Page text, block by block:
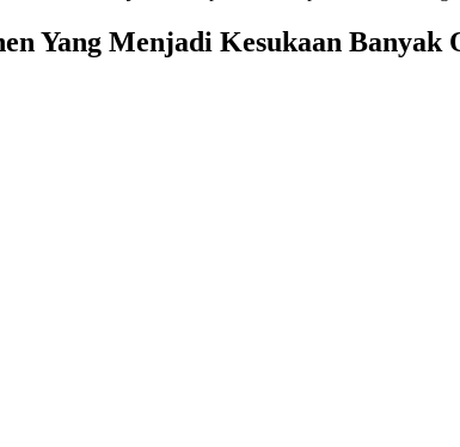
Yang Menjadi Kesukaan Banyak